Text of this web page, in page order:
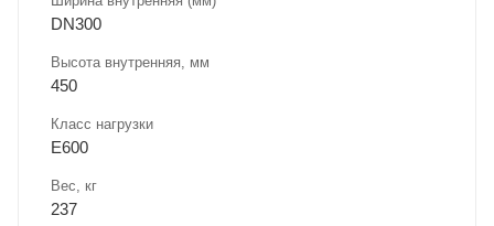
DN300
Высота внутренняя, мм
450
Класс нагрузки
E600
Вес, кг
237